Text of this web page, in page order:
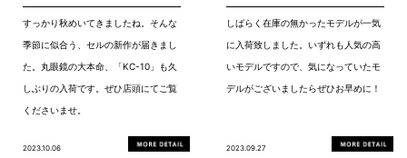
すっかり秋めいてきましたね。そんな
季節に似合う、セルの新作が届きまし
た。丸眼鏡の大本命、「KC-10」も久
しぶりの入荷です。ぜひ店頭にてご覧
くださいませ。
2023.10.06
しばらく在庫の無かったモデルが一気
に入荷致しました。いずれも人気の高
いモデルですので、気になっていたモ
デルがございましたらぜひお早めに！
2023.09.27